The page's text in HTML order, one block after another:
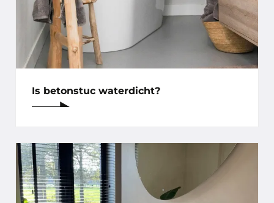
Is betonstuc waterdicht?